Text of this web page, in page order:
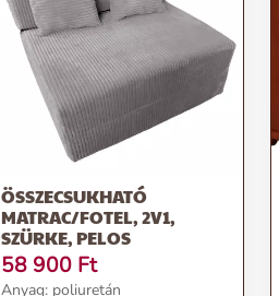
ÖSSZECSUKHATÓ
MATRAC/FOTEL, 2V1,
SZÜRKE, PELOS
58 900 Ft
Anyag: poliuretán